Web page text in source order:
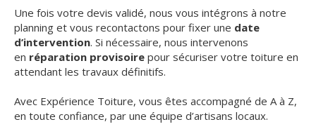
Une fois votre devis validé, nous vous intégrons à notre
planning et vous recontactons pour fixer une date
d’intervention. Si nécessaire, nous intervenons
en réparation provisoire pour sécuriser votre toiture en
attendant les travaux définitifs.
Avec Expérience Toiture, vous êtes accompagné de A à Z,
en toute confiance, par une équipe d’artisans locaux.